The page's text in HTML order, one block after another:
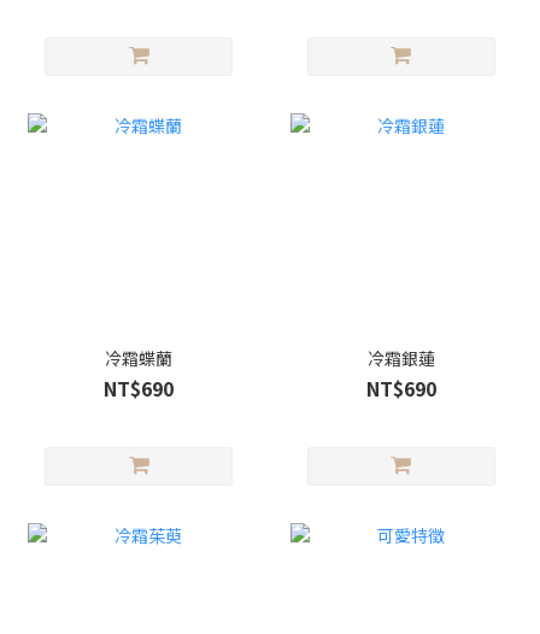
冷霜蝶蘭
NT$690
冷霜銀蓮
NT$690